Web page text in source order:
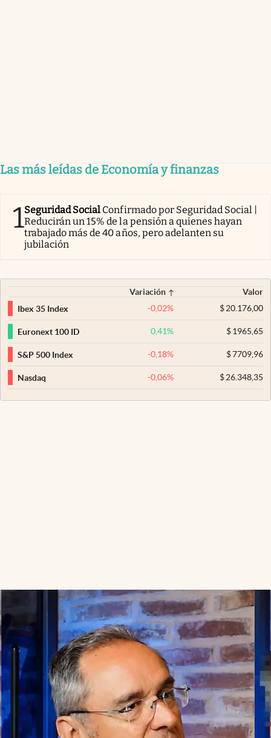
Las más leídas de Economía y finanzas
1Seguridad Social Confirmado por Seguridad Social |
Reducirán un 15% de la pensión a quienes hayan
trabajado más de 40 años, pero adelanten su
jubilación
Variación
Valor
Ibex 35 Index
-0,02% $20.176,00
Euronext 100 ID 0,41% $1965,65
S&P 500 Index -0,18% $7709,96
Nasdaq -0,06% $26.348,35